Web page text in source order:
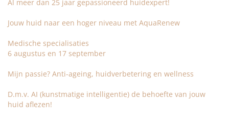
Al meer dan 25 jaar gepassioneerd huidexpert!
Jouw huid naar een hoger niveau met AquaRenew
Medische specialisaties
6 augustus en 17 september
Mijn passie? Anti-ageing, huidverbetering en wellness
D.m.v. AI (kunstmatige intelligentie) de behoefte van jouw
huid aflezen!